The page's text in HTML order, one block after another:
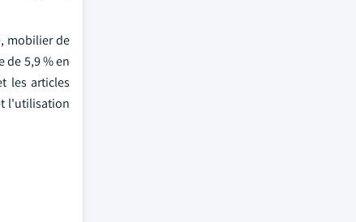
mobilier de
5,9 % en
les articles
l'utilisation